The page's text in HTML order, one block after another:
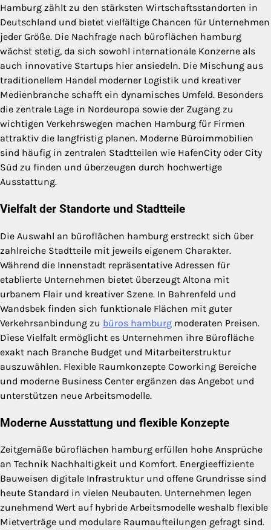
Hamburg zählt zu den stärksten Wirtschaftsstandorten in
Deutschland und bietet vielfältige Chancen für Unternehmen
jeder Größe. Die Nachfrage nach büroflächen hamburg
wächst stetig, da sich sowohl internationale Konzerne als
auch innovative Startups hier ansiedeln. Die Mischung aus
traditionellem Handel moderner Logistik und kreativer
Medienbranche schafft ein dynamisches Umfeld. Besonders
die zentrale Lage in Nordeuropa sowie der Zugang zu
wichtigen Verkehrswegen machen Hamburg für Firmen
attraktiv die langfristig planen. Moderne Büroimmobilien
sind häufig in zentralen Stadtteilen wie HafenCity oder City
Süd zu finden und überzeugen durch hochwertige
Ausstattung.
Vielfalt der Standorte und Stadtteile
Die Auswahl an büroflächen hamburg erstreckt sich über
zahlreiche Stadtteile mit jeweils eigenem Charakter.
Während die Innenstadt repräsentative Adressen für
etablierte Unternehmen bietet überzeugt Altona mit
urbanem Flair und kreativer Szene. In Bahrenfeld und
Wandsbek finden sich funktionale Flächen mit guter
Verkehrsanbindung zu büros hamburg moderaten Preisen.
Diese Vielfalt ermöglicht es Unternehmen ihre Bürofläche
exakt nach Branche Budget und Mitarbeiterstruktur
auszuwählen. Flexible Raumkonzepte Coworking Bereiche
und moderne Business Center ergänzen das Angebot und
unterstützen neue Arbeitsmodelle.
Moderne Ausstattung und flexible Konzepte
Zeitgemäße büroflächen hamburg erfüllen hohe Ansprüche
an Technik Nachhaltigkeit und Komfort. Energieeffiziente
Bauweisen digitale Infrastruktur und offene Grundrisse sind
heute Standard in vielen Neubauten. Unternehmen legen
zunehmend Wert auf hybride Arbeitsmodelle weshalb flexible
Mietverträge und modulare Raumaufteilungen gefragt sind.